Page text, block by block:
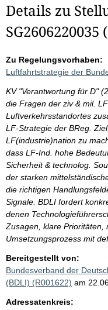
Details zu
SG2606220035 (
Zu Regelungsvorhaben:
Luftfahrtstrategie der
KV "Verantwortung für D"
die Fragen der ziv & mil.
Luftverkehrsstandortes
LF-Strategie der BReg.
LF(industrie)nation zu
dass LF-Ind. hohe
Sicherheit & technolog.
der starken
die richtigen
Signale. BDLI fordert
denen
Zusagen, klare Prioritäten,
Umsetzungsprozess mit
Bereitgestellt von:
Bundesverband der
(BDLI) (R001622) am
Adressatenkreis: